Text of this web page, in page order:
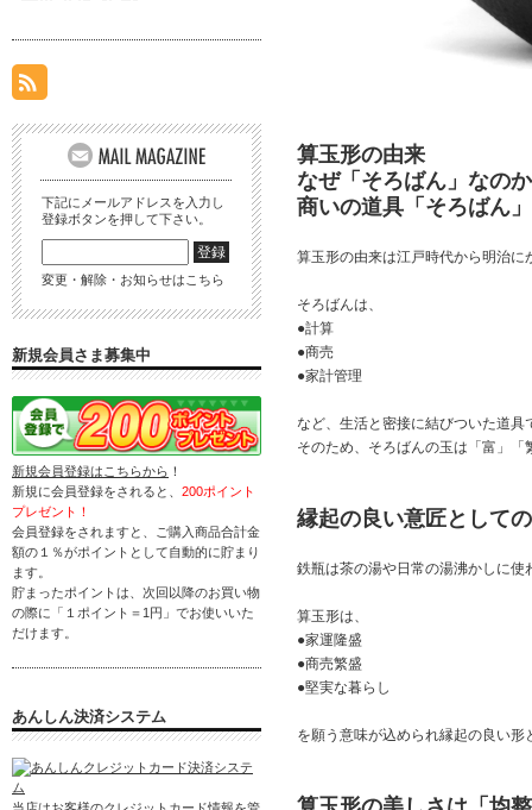
算玉形の由来
なぜ「そろばん」なのか
商いの道具「そろばん
算玉形の由来は江戸時代から明治
そろばんは、
●計算
●商売
●家計管理
など、生活と密接に結びついた道具
そのため、そろばんの玉は「富」
縁起の良い意匠として
鉄瓶は茶の湯や日常の湯沸かしに
算玉形は、
●家運隆盛
●商売繁盛
●堅実な暮らし
を願う意味が込められ縁起の良い形
下記にメールアドレスを入力し
登録ボタンを押して下さい。
変更・解除・お知らせはこちら
新規会員さま募集中
新規会員登録はこちらから ！
新規に会員登録をされると、 200ポイント
プレゼント！
会員登録をされますと、ご購入商品合計金
額の１％がポイントとして自動的に貯まり
ます。
貯まったポイントは、次回以降のお買い物
の際に「１ポイント＝1円」でお使いいた
だけます。
あんしん決済システム